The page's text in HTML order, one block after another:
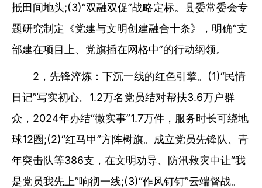
抵田间地头;(3)“双融双促”战略定标。县委常委会专
题研究制定《党建与文明创建融合十条》，明确“支
部建在项目上、党旗插在网格中”的行动纲领。
2，先锋淬炼：下沉一线的红色引擎。(1)“民情
日记”写实初心。1.2万名党员结对帮扶3.6万户群
众，2024年办结“微实事”1.7万件，服务时长可绕地
球12圈;(2)“红马甲”方阵树旗。成立党员先锋队、青
年突击队等386支，在文明劝导、防汛救灾中让“我
是党员我先上”响彻一线;(3)“作风钉钉”云端督战。